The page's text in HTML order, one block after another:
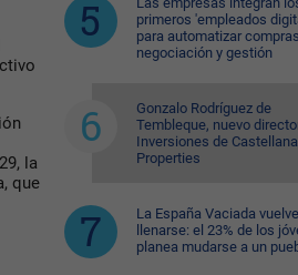
la
que
primeros 'empleados
para automatizar
negociación y gestión
Gonzalo Rodríguez de
Tembleque, nuevo
Inversiones de Castellana
Properties
La España Vaciada
llenarse: el 23% de los
planea mudarse a un